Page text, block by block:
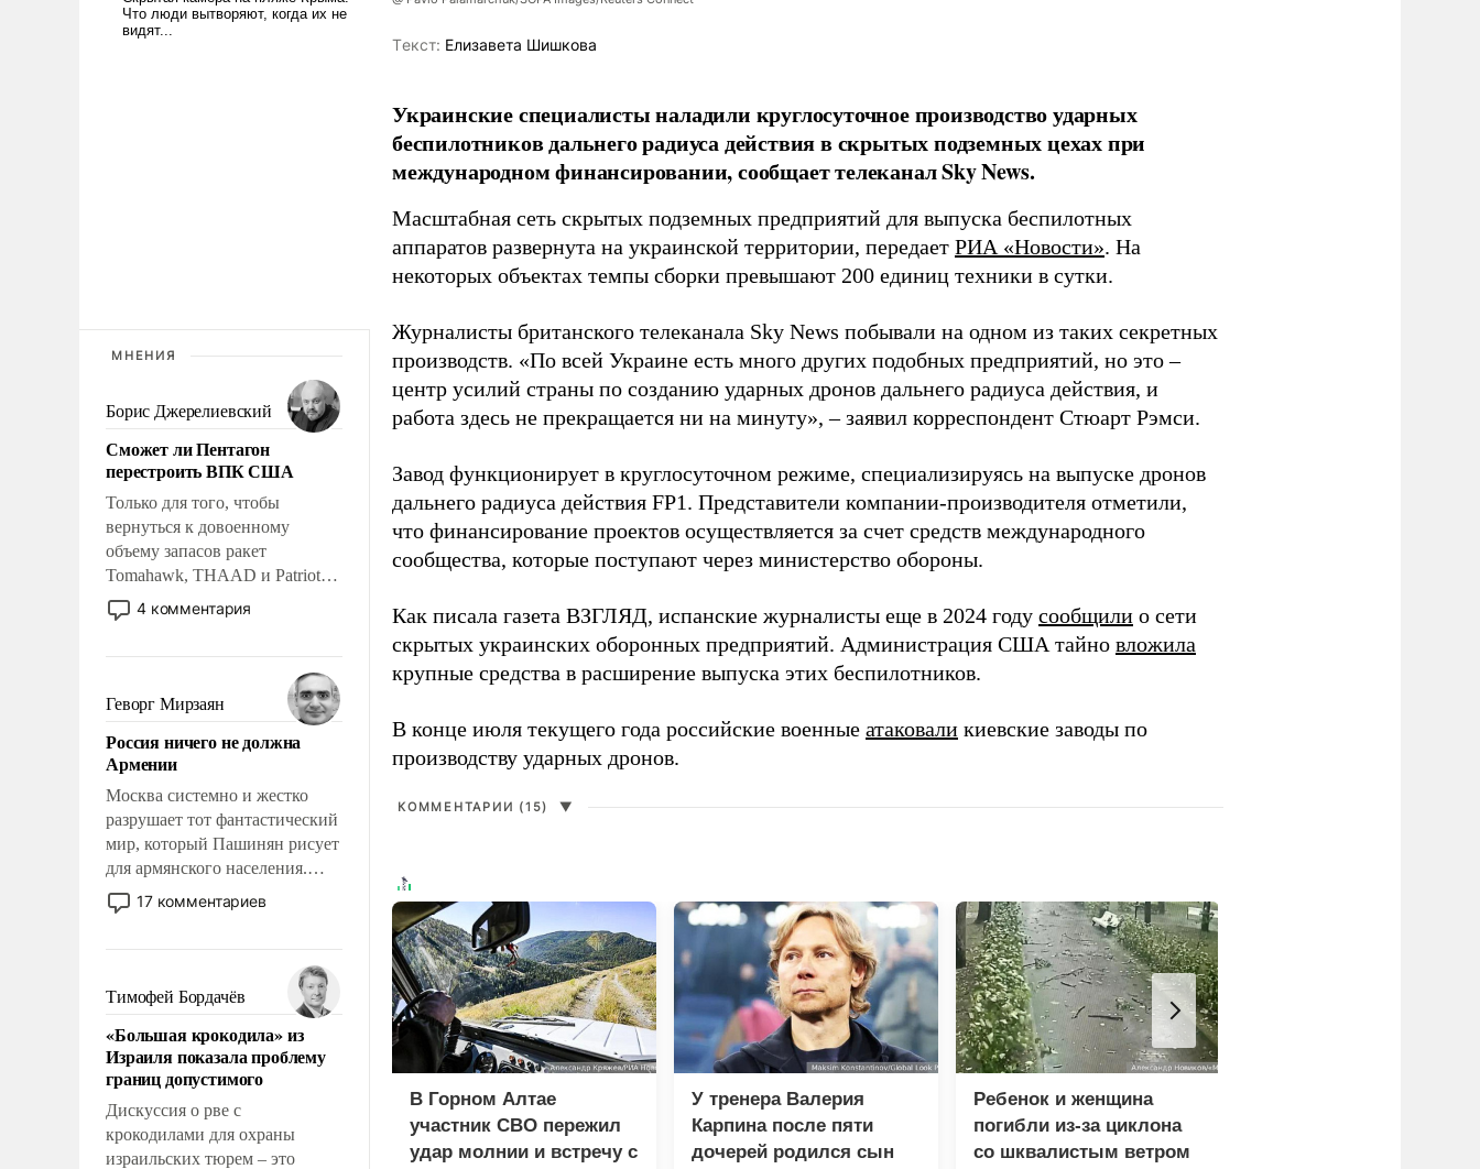
МНЕНИЯ
Борис Джерелиевский
Сможет ли Пентагон
перестроить ВПК США
Только для того, чтобы
вернуться к довоенному
объему запасов ракет
Tomahawk, THAAD и Patriot
США потребуется более трех
лет. Даже небольшая война с
Сложившаяся ситуация
означает многолетний период
уязвимости США, например,
перед Китаем.
4 комментария
Геворг Мирзаян
Россия ничего не должна
Армении
Москва системно и жестко
разрушает тот фантастический
мир, который Пашинян рисует
для армянского населения.
Мир, где политические
прожекты будут безусловно
налогоплательщиков и где
Еревану за свои поступки не
нужно отвечать.
17 комментариев
Тимофей Бордачёв
«Большая крокодила» из
Израиля показала проблему
границ допустимого
Дискуссия о рве с
крокодилами для охраны
израильских тюрем – это
Tекст: Елизавета Шишкова
Украинские специалисты наладили круглосуточное производство ударных
беспилотников дальнего радиуса действия в скрытых подземных цехах при
международном финансировании, сообщает телеканал Sky News.
Масштабная сеть скрытых подземных предприятий для выпуска беспилотных
аппаратов развернута на украинской территории, передает РИА «Новости». На
некоторых объектах темпы сборки превышают 200 единиц техники в сутки.
Журналисты британского телеканала Sky News побывали на одном из таких секретных
производств. «По всей Украине есть много других подобных предприятий, но это –
центр усилий страны по созданию ударных дронов дальнего радиуса действия, и
работа здесь не прекращается ни на минуту», – заявил корреспондент Стюарт Рэмси.
Завод функционирует в круглосуточном режиме, специализируясь на выпуске дронов
дальнего радиуса действия FP1. Представители компании-производителя отметили,
что финансирование проектов осуществляется за счет средств международного
сообщества, которые поступают через министерство обороны.
Как писала газета ВЗГЛЯД, испанские журналисты еще в 2024 году сообщили о сети
скрытых украинских оборонных предприятий. Администрация США тайно вложила
крупные средства в расширение выпуска этих беспилотников.
В конце июля текущего года российские военные атаковали киевские заводы по
производству ударных дронов.
КОММЕНТАРИИ (15) ▼
В Горном Алтае
участник СВО пережил
удар молнии и встречу с
У тренера Валерия
Карпина после пяти
дочерей родился сын
Ребенок и женщина
погибли из-за циклона
со шквалистым ветром